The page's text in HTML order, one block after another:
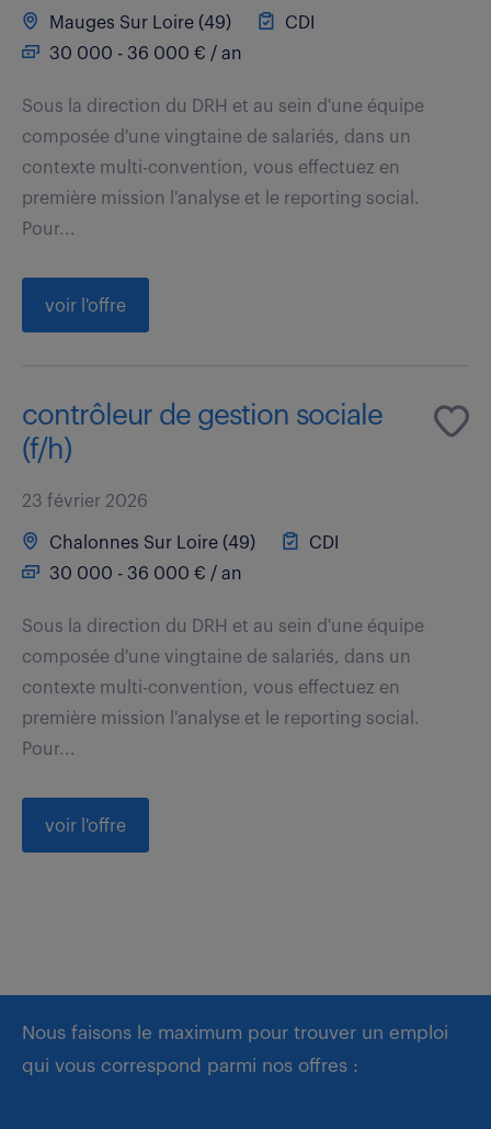
Mauges Sur Loire (49)
CDI
30 000 - 36 000 € / an
Sous la direction du DRH et au sein d'une équipe
composée d'une vingtaine de salariés, dans un
contexte multi-convention, vous effectuez en
première mission l'analyse et le reporting social.
Pour...
voir l'offre
contrôleur de gestion sociale
(f/h)
23 février 2026
Chalonnes Sur Loire (49)
CDI
30 000 - 36 000 € / an
Sous la direction du DRH et au sein d'une équipe
composée d'une vingtaine de salariés, dans un
contexte multi-convention, vous effectuez en
première mission l'analyse et le reporting social.
Pour...
voir l'offre
Nous faisons le maximum pour trouver un emploi
qui vous correspond parmi nos offres :